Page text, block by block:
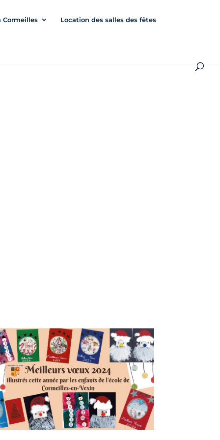
Cormeilles Location des salles des fêtes